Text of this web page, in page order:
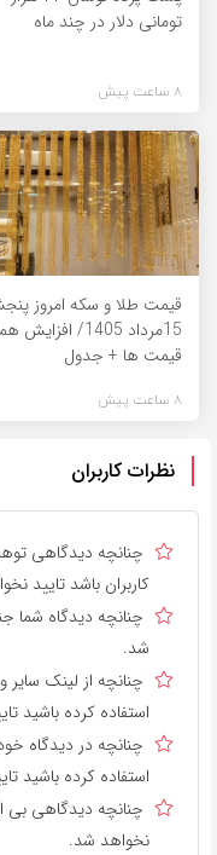
تومانی دلار در چند ماه
8 ساعت پیش
قیمت طلا و سکه امروز
15مرداد 1405/ افزایش
قیمت ها + جدول
8 ساعت پیش
نظرات کاربران
چنانچه دیدگاهی
کاربران باشد تایید
چنانچه دیدگاه شما
شد.
چنانچه از لینک
استفاده کرده باشید
چنانچه در دیدگاه
استفاده کرده باشید
چنانچه دیدگاهی بی
نخواهد شد.